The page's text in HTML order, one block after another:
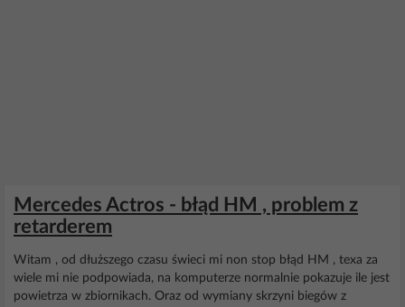
Mercedes Actros - błąd HM , problem z
retarderem
Witam , od dłuższego czasu świeci mi non stop błąd HM , texa za
wiele mi nie podpowiada, na komputerze normalnie pokazuje ile jest
powietrza w zbiornikach. Oraz od wymiany skrzyni biegów z